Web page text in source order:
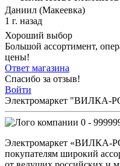
Даниил (Макеевка)
1 г. назад
Хороший выбор
Большой ассортимент,
цены!
Ответ магазина
Спасибо за отзыв!
Войти
Электромаркет "ВИЛКА-
0 -
Электромаркет «ВИЛКА-
покупателям широкий